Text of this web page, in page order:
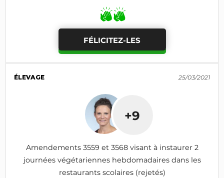
FÉLICITEZ-LES
ÉLEVAGE 25/03/2021
+9
Amendements 3559 et 3568 visant à instaurer 2
journées végétariennes hebdomadaires dans les
restaurants scolaires (rejetés)